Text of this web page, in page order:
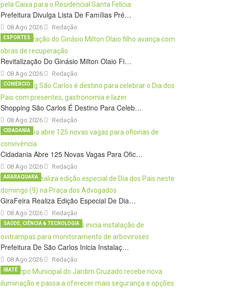
Prefeitura Divulga Lista De Famílias Pré…
08 Ago 2026 Redação
Revitalização Do Ginásio Milton Olaio Fi…
08 Ago 2026
ESPORTES
Redação
Shopping São Carlos É Destino Para Celeb…
08 Ago 2026
COMÉRCIO
Redação
Cidadania Abre 125 Novas Vagas Para Ofic…
08 Ago 2026
CIDADANIA
Redação
GiraFeira Realiza Edição Especial De Dia…
08 Ago 2026
ARARAQUARA
Redação
Prefeitura De São Carlos Inicia Instalaç…
08 Ago 2026
SAÚDE, CIÊNCIA & TECNOLOGIA
Redação
IBATÉ